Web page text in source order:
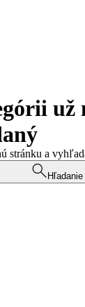
stránku a
Hľadanie